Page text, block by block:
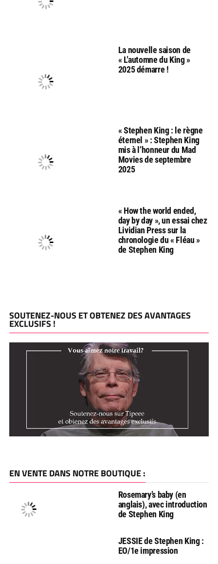
La nouvelle saison de
« L’automne du King »
2025 démarre !
« Stephen King : le règne
éternel » : Stephen King
mis à l’honneur du Mad
Movies de septembre
2025
« How the world ended,
day by day », un essai chez
Lividian Press sur la
chronologie du « Fléau »
de Stephen King
SOUTENEZ-NOUS ET OBTENEZ DES AVANTAGES
EXCLUSIFS !
EN VENTE DANS NOTRE BOUTIQUE :
Rosemary’s baby (en
anglais), avec introduction
de Stephen King
JESSIE de Stephen King :
EO/1e impression